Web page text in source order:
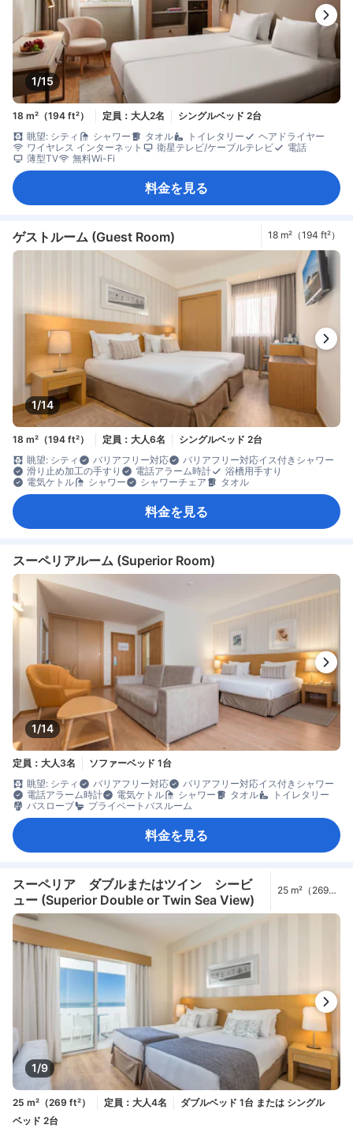
1/15
18 m²（194 ft²） 定員：大人2名
シングルベッド 2台
眺望: シティ
シャワー タオル トイレタリー
ヘアドライヤー
ワイヤレス インターネット
衛星テレビ/ケーブルテレビ
電話
薄型TV
無料Wi-Fi
料金を見る
ゲストルーム (Guest Room) 18 m²（194 ft²）
1/14
18 m²（194 ft²） 定員：大人6名
シングルベッド 2台
眺望: シティ
バリアフリー対応
バリアフリー対応イス付きシャワー
滑り止め加工の手すり
電話アラーム時計
浴槽用手すり
電気ケトル
シャワー シャワーチェア タオル
料金を見る
スーペリアルーム (Superior Room)
1/14
定員：大人3名
ソファーベッド 1台
眺望: シティ
バリアフリー対応
バリアフリー対応イス付きシャワー
電話アラーム時計
電気ケトル シャワー タオル
トイレタリー
バスローブ
プライベートバスルーム
料金を見る
スーペリア ダブルまたはツイン シービ
ュー (Superior Double or Twin Sea View)
25 m²（269
1/9
25 m²（269 ft²） 定員：大人4名
ダブルベッド 1台 または シングル
ベッド 2台